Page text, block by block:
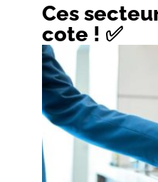
Ces
cote ! ✅